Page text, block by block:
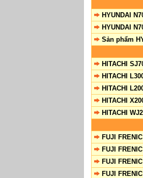
HYUNDAI
HYUNDAI
Sản phẩm
HITACHI
HITACHI
HITACHI
HITACHI
HITACHI
FUJI
FUJI
FUJI
FUJI